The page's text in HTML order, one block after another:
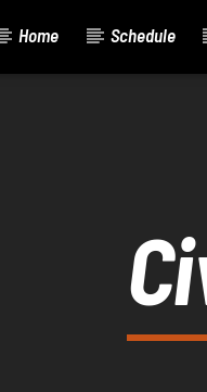
Home Schedule